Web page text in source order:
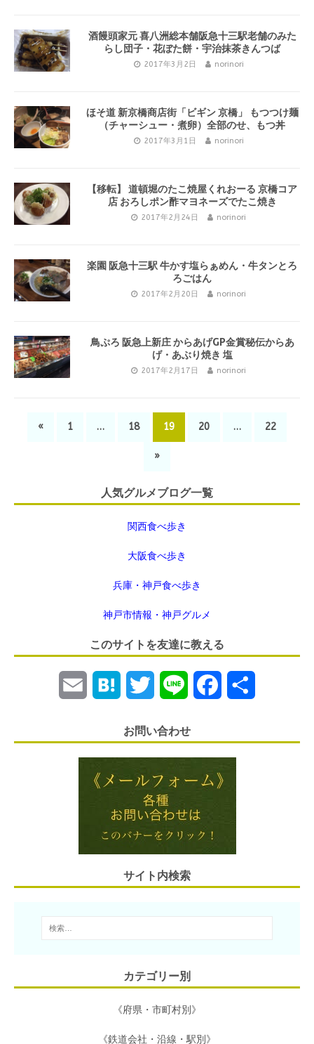
酒饅頭家元 喜八洲総本舗阪急十三駅老舗のみた
らし団子・花ぼた餅・宇治抹茶きんつば
2017年3月2日 norinori
ほそ道 新京橋商店街「ビギン 京橋」 もつつけ麺
（チャーシュー・煮卵）全部のせ、もつ丼
2017年3月1日 norinori
【移転】 道頓堀のたこ焼屋くれおーる 京橋コア
店 おろしポン酢マヨネーズでたこ焼き
2017年2月24日 norinori
楽園 阪急十三駅 牛かす塩らぁめん・牛タンとろ
ろごはん
2017年2月20日 norinori
鳥ぷろ 阪急上新庄 からあげGP金賞秘伝からあ
げ・あぶり焼き 塩
2017年2月17日 norinori
« 1 … 18 19 20 … 22
»
人気グルメブログ一覧
関西食べ歩き
大阪食べ歩き
兵庫・神戸食べ歩き
神戸市情報・神戸グルメ
このサイトを友達に教える
a t
a
i
t
e
r
n c
o
お問い合わせ
サイト内検索
カテゴリー別
《府県・市町村別》
《鉄道会社・沿線・駅別》